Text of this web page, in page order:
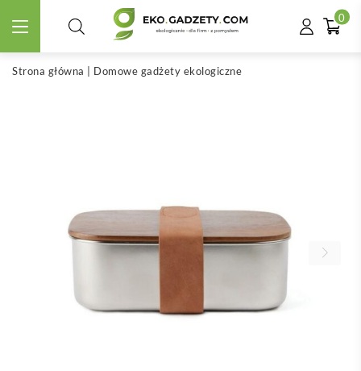
0
Strona główna Domowe gadżety ekologiczne